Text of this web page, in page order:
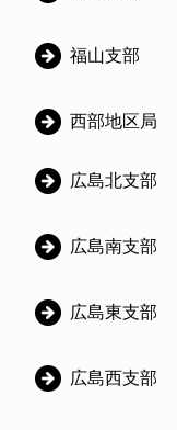
福山支部
西部地区局
広島北支部
広島南支部
広島東支部
広島西支部